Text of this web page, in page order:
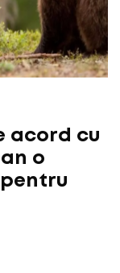
acord cu
o